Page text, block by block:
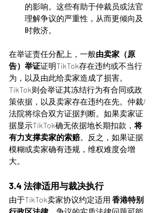
的影响。这些有助于仲裁员或法官
理解争议的严重性，从而更倾向及
时救济。
在举证责任分配上，一般由卖家（原
告）举证证明TikTok存在违约或不当行
为，以及由此给卖家造成了损害。
TikTok则会举证其冻结行为有合同或政
策依据，以及卖家存在违约在先。仲裁/
法院将综合双方证据判断。如果卖家证
据显示TikTok确无依据地长期扣款，将
有力支撑卖家的索赔。反之，如果证据
模糊或卖家确有违规，维权难度会增
大。
3.4 法律适用与裁决执行
由于TikTok卖家协议约定适用 香港特别